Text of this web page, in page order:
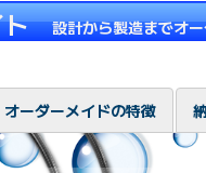
設計から製造までオ
オーダーメイドの特徴